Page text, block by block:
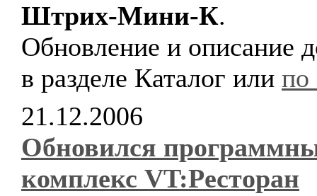
Штрих-Мини-К.
Обновление и описание
в разделе Каталог или по
21.12.2006
Обновился
комплекс VT:Ресторан